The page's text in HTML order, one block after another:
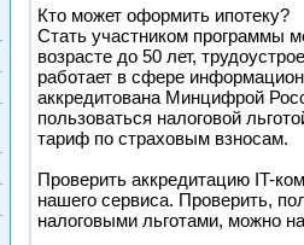
Кто может оформить ипотеку?
Стать участником программы
возрасте до 50 лет,
работает в сфере
аккредитована Минцифрой
пользоваться налоговой
тариф по страховым взносам.
Проверить аккредитацию IT-
нашего сервиса. Проверить,
налоговыми льготами, можно